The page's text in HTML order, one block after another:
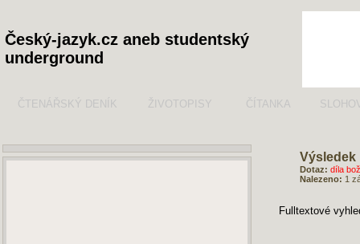
Český-jazyk.cz aneb studentský
underground
ČTENÁŘSKÝ DENÍK ŽIVOTOPISY ČÍTANKA
Výsledek
Dotaz: díla
Nalezeno: 1
Fulltextové